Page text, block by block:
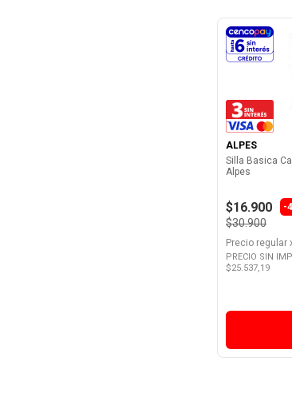
ALPES
Silla Basica
Alpes
$16.900 -
$30.900
Precio regular
PRECIO SIN
$25.537,19